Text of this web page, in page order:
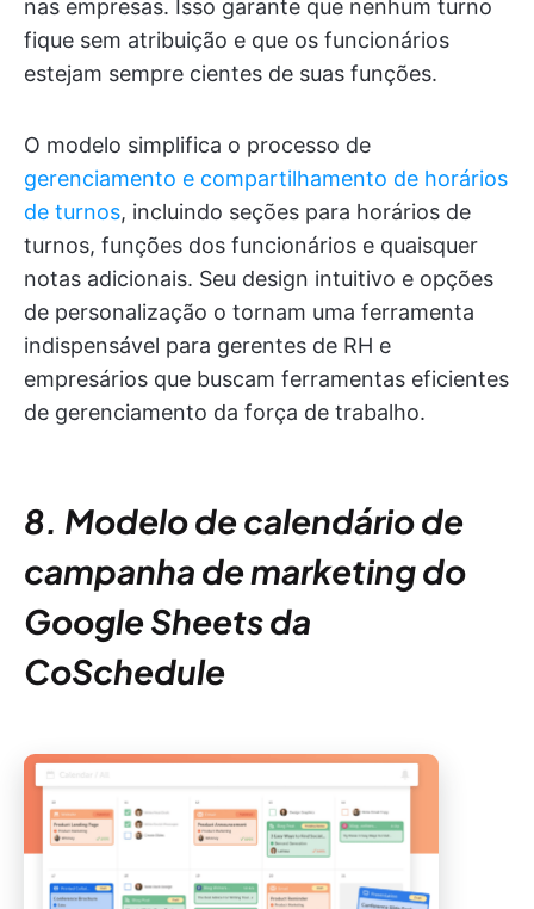
nas empresas. Isso garante que nenhum turno
fique sem atribuição e que os funcionários
estejam sempre cientes de suas funções.
O modelo simplifica o processo de
gerenciamento e compartilhamento de horários
de turnos, incluindo seções para horários de
turnos, funções dos funcionários e quaisquer
notas adicionais. Seu design intuitivo e opções
de personalização o tornam uma ferramenta
indispensável para gerentes de RH e
empresários que buscam ferramentas eficientes
de gerenciamento da força de trabalho.
8. Modelo de calendário de
campanha de marketing do
Google Sheets da
CoSchedule